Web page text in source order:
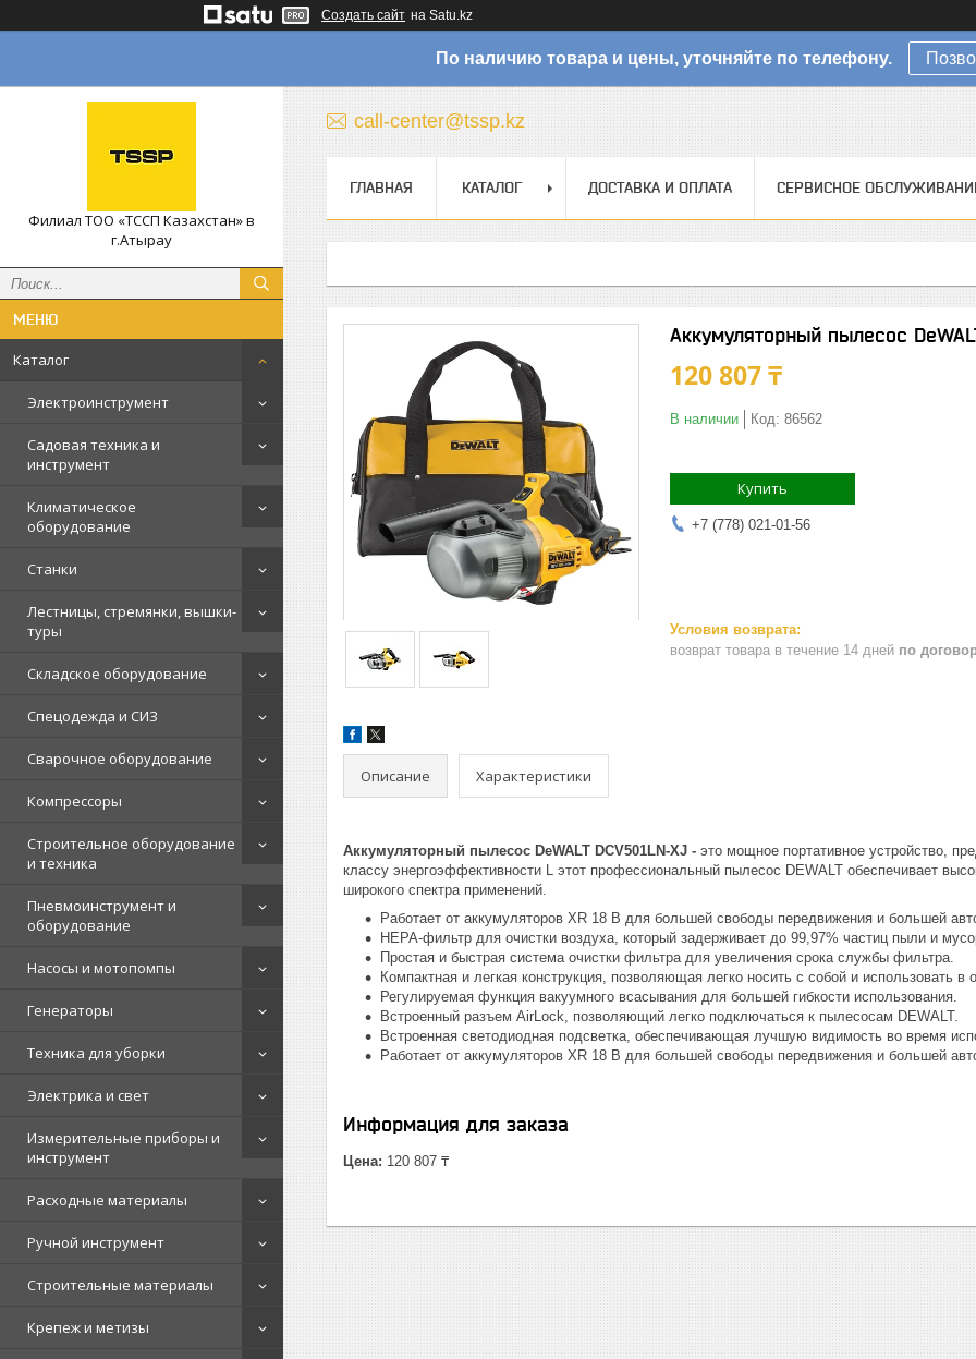
Создать сайт на Satu.kz
По наличию товара и цены, уточняйте по телефону.
Филиал ТОО «ТССП Казахстан» в
г.Атырау
Каталог
Электроинструмент
Садовая техника и
инструмент
Климатическое
оборудование
Станки
Лестницы, стремянки, вышки-
туры
Складское оборудование
Спецодежда и СИЗ
Сварочное оборудование
Компрессоры
Строительное оборудование
и техника
Пневмоинструмент и
оборудование
Насосы и мотопомпы
Генераторы
Техника для уборки
Электрика и свет
Измерительные приборы и
инструмент
Расходные материалы
Ручной инструмент
Строительные материалы
Крепеж и метизы
call-center@tssp.kz
ГЛАВНАЯ КАТАЛОГ ДОСТАВКА И ОПЛАТА СЕРВИСНОЕ
Аккумуляторный пылесос
120 807 ₸
В наличии Код: 86562
Купить
+7 (778) 021-01-56
возврат товара в течение 14 дней по
Описание Характеристики
Аккумуляторный пылесос DeWALT DCV501LN-XJ - это мощное портативное устройство,
классу энергоэффективности L этот профессиональный пылесос DEWALT обеспечивает
широкого спектра применений.
Работает от аккумуляторов XR 18 В для большей свободы передвижения и большей
НЕРА-фильтр для очистки воздуха, который задерживает до 99,97% частиц пыли и
Простая и быстрая система очистки фильтра для увеличения срока службы фильтра.
Компактная и легкая конструкция, позволяющая легко носить с собой и использовать в
Регулируемая функция вакуумного всасывания для большей гибкости использования.
Встроенный разъем AirLock, позволяющий легко подключаться к пылесосам DEWALT.
Встроенная светодиодная подсветка, обеспечивающая лучшую видимость во время
Работает от аккумуляторов XR 18 В для большей свободы передвижения и большей
Информация для заказа
Цена: 120 807 ₸